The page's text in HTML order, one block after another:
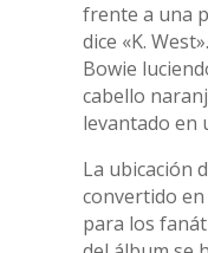
frente a una
dice «K.
Bowie
cabello
levantado en
La ubicación
convertido
para los